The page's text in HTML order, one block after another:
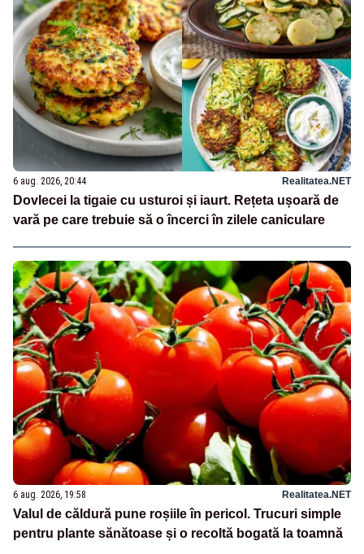
6 aug. 2026, 20:44 Realitatea.NET
Dovlecei la tigaie cu usturoi și iaurt. Rețeta ușoară de
vară pe care trebuie să o încerci în zilele caniculare
6 aug. 2026, 19:58 Realitatea.NET
Valul de căldură pune roșiile în pericol. Trucuri simple
pentru plante sănătoase și o recoltă bogată la toamnă